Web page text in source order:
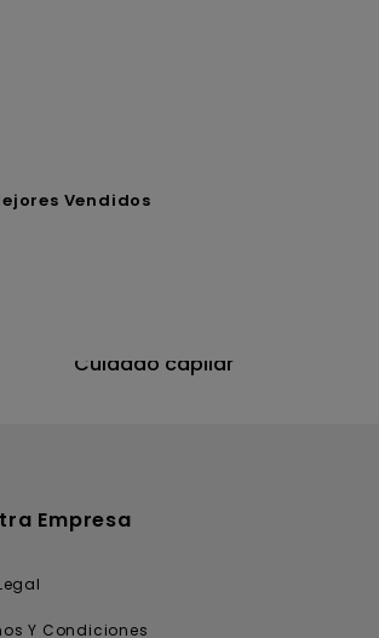
Vendidos
Cuidado capilar
Empresa
Y Condiciones